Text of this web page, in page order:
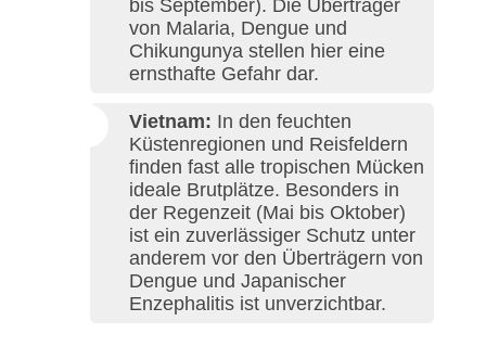
bis September). Die Überträger
von Malaria, Dengue und
Chikungunya stellen hier eine
ernsthafte Gefahr dar.
Vietnam: In den feuchten
Küstenregionen und Reisfeldern
finden fast alle tropischen Mücken
ideale Brutplätze. Besonders in
der Regenzeit (Mai bis Oktober)
ist ein zuverlässiger Schutz unter
anderem vor den Überträgern von
Dengue und Japanischer
Enzephalitis ist unverzichtbar.